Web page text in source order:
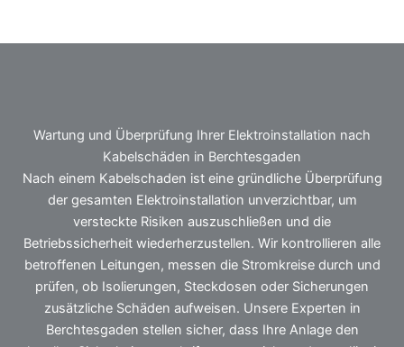
Wartung und Überprüfung Ihrer Elektroinstallation nach
Kabelschäden in Berchtesgaden
Nach einem Kabelschaden ist eine gründliche Überprüfung
der gesamten Elektroinstallation unverzichtbar, um
versteckte Risiken auszuschließen und die
Betriebssicherheit wiederherzustellen. Wir kontrollieren alle
betroffenen Leitungen, messen die Stromkreise durch und
prüfen, ob Isolierungen, Steckdosen oder Sicherungen
zusätzliche Schäden aufweisen. Unsere Experten in
Berchtesgaden stellen sicher, dass Ihre Anlage den